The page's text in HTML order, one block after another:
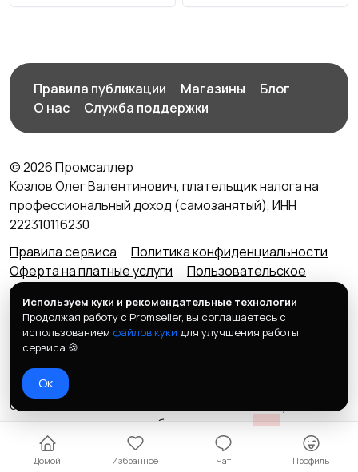
Правила публикации Магазины
Блог
О нас
Служба поддержки
© 2026 Промсаллер
Козлов Олег Валентинович, плательщик налога на
профессиональный доход (самозанятый), ИНН
222310116230
Правила сервиса
Политика конфиденциальности
Оферта на платные услуги
Пользовательское
соглашение
продавцов
Контакты портала
Портал ПРОМСАЛЛЕР (Promsaller.ru) не является
интернет-магазином. Для покупки товара обратитесь
к продавцу по номеру телефона, который размещен в
блоке с ценой и контактами для связи. Если у вас
возникли вопросы по работе портала, вы можете
задать их по номеру+7 (996) 500-98-09
Домой Избранное Чат Профиль
Используем куки и рекомендательные технологии
Продолжая работу с Promseller, вы соглашаетесь с
использованием файлов куки для улучшения работы
сервиса 🍪
Ок